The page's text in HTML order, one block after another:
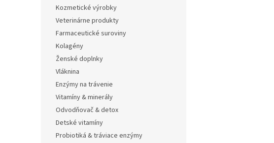
Kozmetické výrobky
Veterinárne produkty
Farmaceutické suroviny
Kolagény
Ženské doplnky
Vláknina
Enzýmy na trávenie
Vitamíny & minerály
Odvodňovač & detox
Detské vitamíny
Probiotiká & tráviace enzýmy